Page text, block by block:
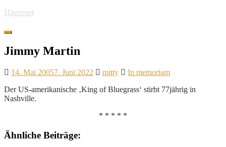
Skip
main
Hinternet
Toggle
Jimmy Martin
14. Mai 20057. Juni 2022 mitty
In memoriam
Der US-amerikanische ‚King of Bluegrass‘ stirbt 77jährig in
Nashville.
* * * * *
Ähnliche Beiträge: